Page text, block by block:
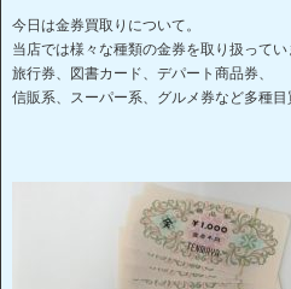
今日は金券買取りについて。
当店では様々な種類の金券を取り扱ってい
旅行券、図書カード、デパート商品券、
信販系、スーパー系、グルメ券など多種目